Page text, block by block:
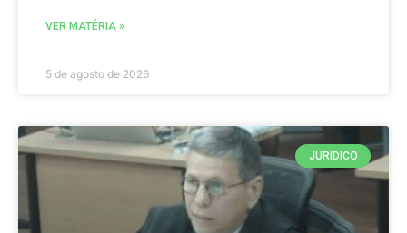
VER MATÉRIA »
5 de agosto de 2026
JURIDICO